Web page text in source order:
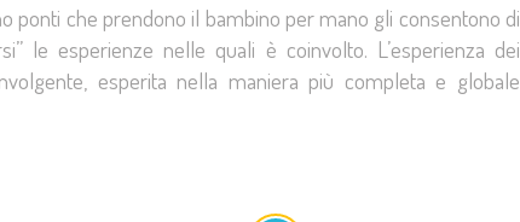
ponti che prendono il bambino per mano gli consentono di
le esperienze nelle quali è coinvolto. L’esperienza dei
esperita nella maniera più completa e globale